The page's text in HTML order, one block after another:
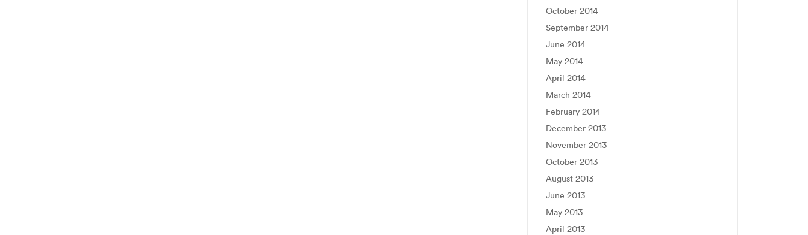
October 2014
September 2014
June 2014
May 2014
April 2014
March 2014
February 2014
December 2013
November 2013
October 2013
August 2013
June 2013
May 2013
April 2013